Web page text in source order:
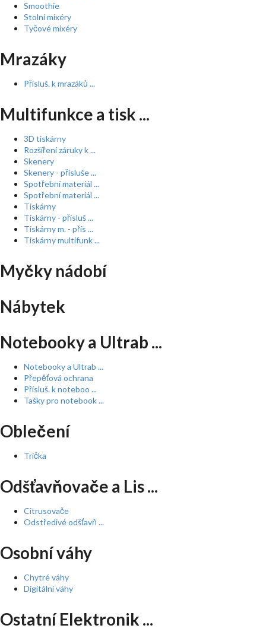
Smoothie
Stolní mixéry
Tyčové mixéry
Mrazáky
Přísluš. k mrazáků ...
Multifunkce a tisk ...
3D tiskárny
Rozšíření záruky k ...
Skenery
Skenery - přísluše ...
Spotřební materiál ...
Spotřební materiál ...
Tiskárny
Tiskárny - přísluš ...
Tiskárny m. - přís ...
Tiskárny multifunk ...
Myčky nádobí
Nábytek
Notebooky a Ultrab ...
Notebooky a Ultrab ...
Přepěťová ochrana
Přísluš. k noteboo ...
Tašky pro notebook ...
Oblečení
Trička
Odšťavňovače a Lis ...
Citrusovače
Odstředivé odšťavň ...
Osobní váhy
Chytré váhy
Digitální váhy
Ostatní Elektronik ...